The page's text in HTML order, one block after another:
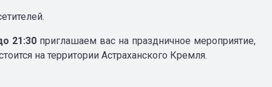
21:30приглашаем вас на праздничное мероприятие,
на территории Астраханского Кремля.